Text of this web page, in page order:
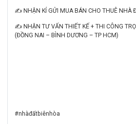
✍️ NHẬN KÍ GỬI MUA BÁN CHO THUÊ NHÀ
✍️ NHẬN TƯ VẤN THIẾT KẾ + THI CÔNG
(ĐỒNG NAI – BÌNH DƯƠNG – TP HCM)
#nhàđấtbiênhòa